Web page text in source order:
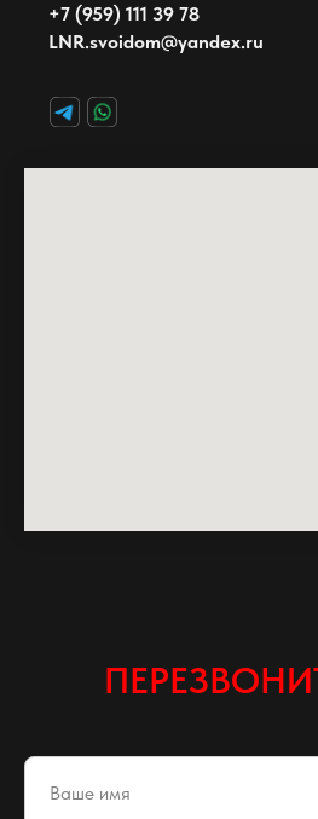
+7 (959) 111 39 78
LNR.svoidom@yandex.ru